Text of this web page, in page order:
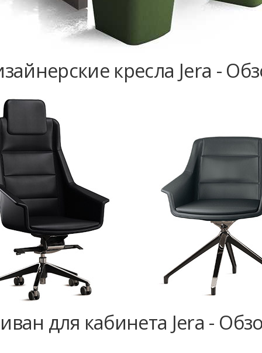
кресла Jera -
для кабинета Jera -